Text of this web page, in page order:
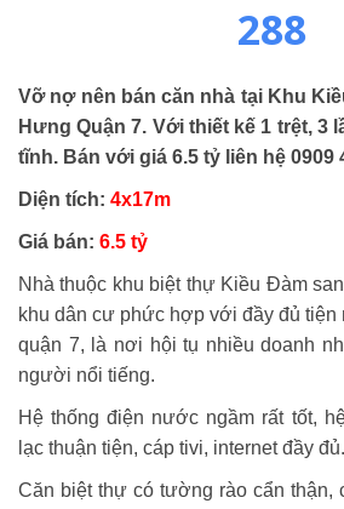
288
Vỡ nợ nên bán căn nhà tại Khu
Hưng Quận 7. Với thiết kế 1 trệt, 3
tĩnh. Bán với giá 6.5 tỷ liên hệ 0909
Diện tích: 4x17m
Giá bán: 6.5 tỷ
Nhà thuộc khu biệt thự Kiều Đàm
khu dân cư phức hợp với đầy đủ tiện
quận 7, là nơi hội tụ nhiều doanh
người nổi tiếng.
Hệ thống điện nước ngầm rất tốt,
lạc thuận tiện, cáp tivi, internet đầy đủ.
Căn biệt thự có tường rào cẩn thận,